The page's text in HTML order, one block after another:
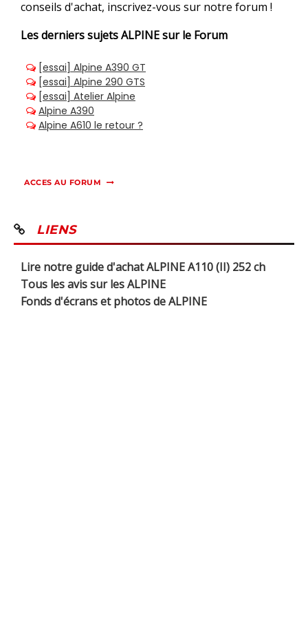
conseils d'achat, inscrivez-vous sur notre forum !
Les derniers sujetsALPINE sur le Forum
ACCES AU FORUM
LIENS
Lire notre guide d'achat ALPINE A110 (II) 252 ch
Tous les avis sur les ALPINE
Fonds d'écrans et photos de ALPINE